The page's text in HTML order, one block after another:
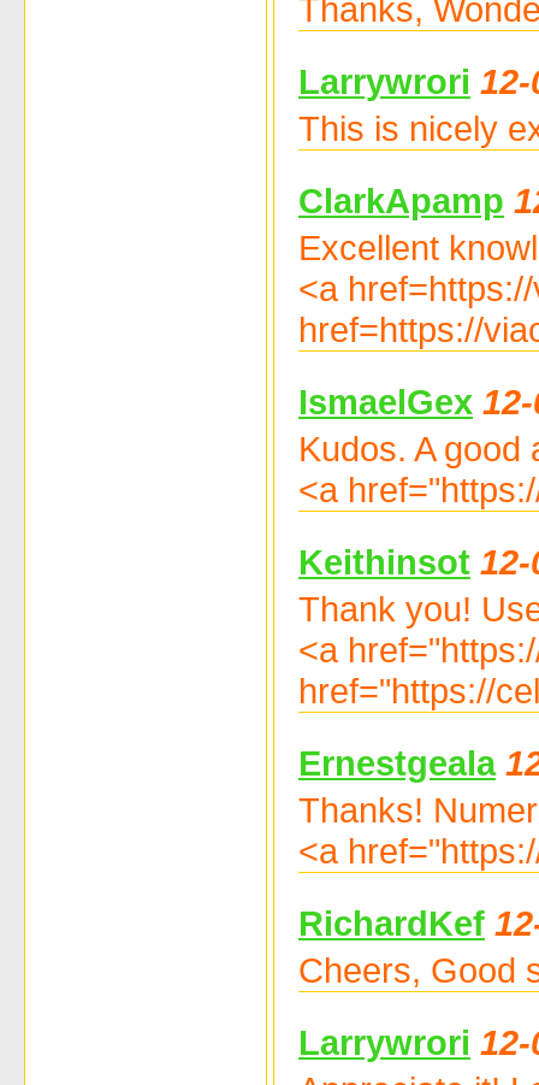
Thanks,
Larrywrori 12-
This is nicely
ClarkApamp
Excellent
<a
href=https://
IsmaelGex
Kudos. A good
<a
Keithinsot 12-
Thank you!
<a
href="https://
Ernestgeala
Thanks!
<a
RichardKef
Cheers, Good
Larrywrori 12-